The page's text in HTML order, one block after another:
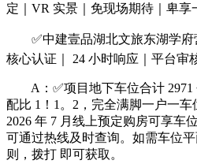
定｜VR 实景｜免现场期待｜卑享
✅中建壹品湖北文旅东湖学府
核心认证｜ 24 小时响应｜平台审
A：✅项目地下车位合计 2971
配比 1！1。2，完全满脚一户一车
2026 年 7 月线上预定购房可享车
可通过热线及时查询。如需车位
则，拨打 即可获取。